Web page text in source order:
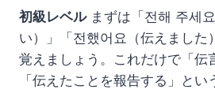
初級レベルまずは「전해 주세
い）」「전했어요（伝えました
覚えましょう。これだけで「伝
「伝えたことを報告する」と